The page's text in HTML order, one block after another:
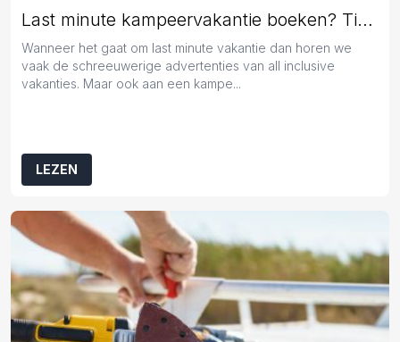
Last minute kampeervakantie boeken? Tips en tricks!
Wanneer het gaat om last minute vakantie dan horen we
vaak de schreeuwerige advertenties van all inclusive
vakanties. Maar ook aan een kampe...
LEZEN